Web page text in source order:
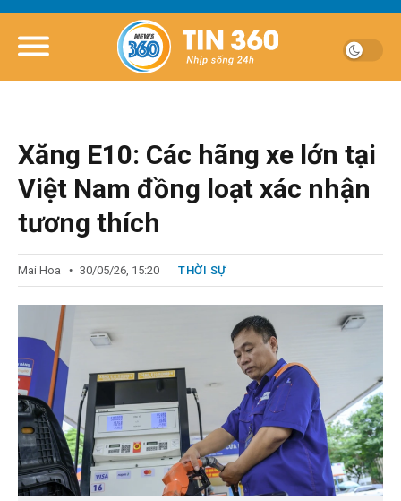
Xăng E10: Các hãng xe lớn tại
Việt Nam đồng loạt xác nhận
tương thích
Mai Hoa 30/05/26, 15:20 THỜI SỰ